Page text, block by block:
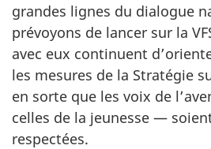
grandes lignes du dialogue
prévoyons de lancer sur la
avec eux continuent
les mesures de la Stratégie
en sorte que les voix de
celles de la jeunesse —
respectées.